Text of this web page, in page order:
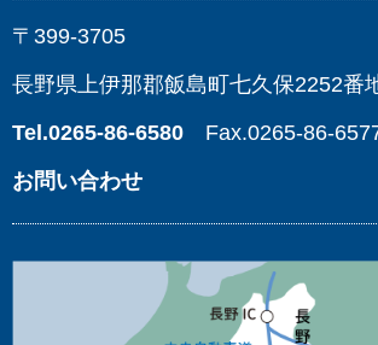
〒399-3705
長野県上伊那郡飯島町七久保2252番
Tel.0265-86-6580 Fax.0265-86-
お問い合わせ